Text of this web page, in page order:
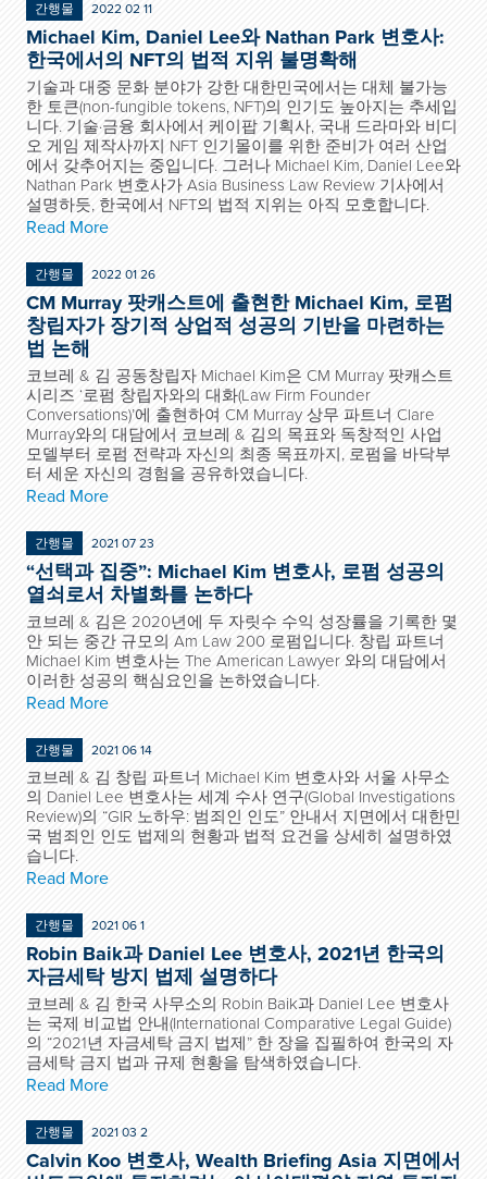
간행물 2022 02 11
Michael Kim, Daniel Lee와 Nathan Park 변호사:
한국에서의 NFT의 법적 지위 불명확해
기술과 대중 문화 분야가 강한 대한민국에서는 대체 불가능
한 토큰(non-fungible tokens, NFT)의 인기도 높아지는 추세입
니다. 기술·금융 회사에서 케이팝 기획사, 국내 드라마와 비디
오 게임 제작사까지 NFT 인기몰이를 위한 준비가 여러 산업
에서 갖추어지는 중입니다. 그러나 Michael Kim, Daniel Lee와
Nathan Park 변호사가 Asia Business Law Review 기사에서
설명하듯, 한국에서 NFT의 법적 지위는 아직 모호합니다.
Read More
간행물 2022 01 26
CM Murray 팟캐스트에 출현한 Michael Kim, 로펌
창립자가 장기적 상업적 성공의 기반을 마련하는
법 논해
코브레 & 김 공동창립자 Michael Kim은 CM Murray 팟캐스트
시리즈 ‘로펌 창립자와의 대화(Law Firm Founder
Conversations)’에 출현하여 CM Murray 상무 파트너 Clare
Murray와의 대담에서 코브레 & 김의 목표와 독창적인 사업
모델부터 로펌 전략과 자신의 최종 목표까지, 로펌을 바닥부
터 세운 자신의 경험을 공유하였습니다.
Read More
간행물 2021 07 23
“선택과 집중”: Michael Kim 변호사, 로펌 성공의
열쇠로서 차별화를 논하다
코브레 & 김은 2020년에 두 자릿수 수익 성장률을 기록한 몇
안 되는 중간 규모의 Am Law 200 로펌입니다. 창립 파트너
Michael Kim 변호사는 The American Lawyer 와의 대담에서
이러한 성공의 핵심요인을 논하였습니다.
Read More
간행물 2021 06 14
코브레 & 김 창립 파트너 Michael Kim 변호사와 서울 사무소
의 Daniel Lee 변호사는 세계 수사 연구(Global Investigations
Review)의 “GIR 노하우: 범죄인 인도” 안내서 지면에서 대한민
국 범죄인 인도 법제의 현황과 법적 요건을 상세히 설명하였
습니다.
Read More
간행물 2021 06 1
Robin Baik과 Daniel Lee 변호사, 2021년 한국의
자금세탁 방지 법제 설명하다
코브레 & 김 한국 사무소의 Robin Baik과 Daniel Lee 변호사
는 국제 비교법 안내(International Comparative Legal Guide)
의 “2021년 자금세탁 금지 법제” 한 장을 집필하여 한국의 자
금세탁 금지 법과 규제 현황을 탐색하였습니다.
Read More
간행물 2021 03 2
Calvin Koo 변호사, Wealth Briefing Asia 지면에서